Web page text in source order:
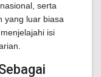
serta
yang luar biasa
isi